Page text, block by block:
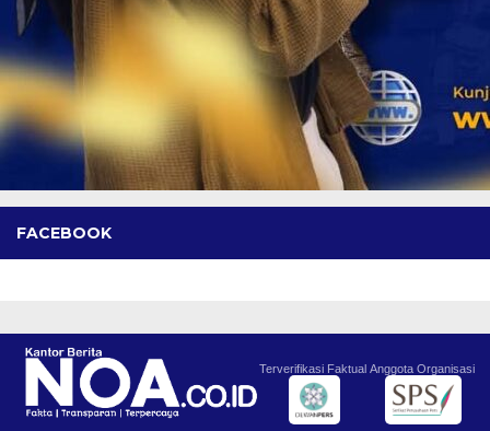
FACEBOOK
Terverifikasi Faktual Anggota Organisasi